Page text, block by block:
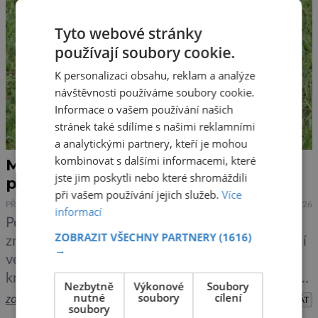
Molekula objevená v krvi krajty má
potenciál v léčbě obezity
PŘÍRODA ZAJÍMAVOSTI 24.3.2026
Populární léky na hubnutí s obsahem GLP-1
znamenaly revoluci v léčbě obezity, bohužel mají
velké množství nežádoucích účinků. Při studiu
krajt tmavých narazili vědci prakticky omylem na
molekulu, která snižuje chuť k jídlu, a to bez
nežádoucích účinků. Stane se novým
zobrazit více >> PŘEHRÁT
Tyto webové stránky
používají soubory cookie.
K personalizaci obsahu, reklam a analýze
návštěvnosti používáme soubory cookie.
Informace o vašem používání našich
stránek také sdílíme s našimi reklamními
a analytickými partnery, kteří je mohou
kombinovat s dalšími informacemi, které
jste jim poskytli nebo které shromáždili
při vašem používání jejich služeb.Více
informací
ZOBRAZIT VŠECHNY PARTNERY(1616)
→
Nezbytně
nutné
soubory
Výkonové
soubory
Soubory
cílení